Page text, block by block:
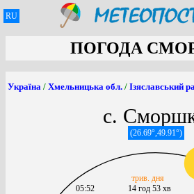
RU
ПОГОДА
Україна / Хмельницька обл. / Ізяславський
с.
(26.69°,49.91°)
05:52
14 год 53 хв
трив. дня